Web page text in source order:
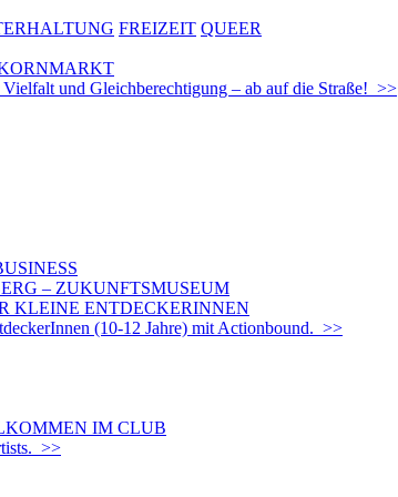
FREIZEIT QUEER
und Gleichberechtigung – ab auf die Straße! >>
– ZUKUNFTSMUSEUM
KLEINE ENTDECKERINNEN
(10-12 Jahre) mit Actionbound. >>
IM CLUB
>>